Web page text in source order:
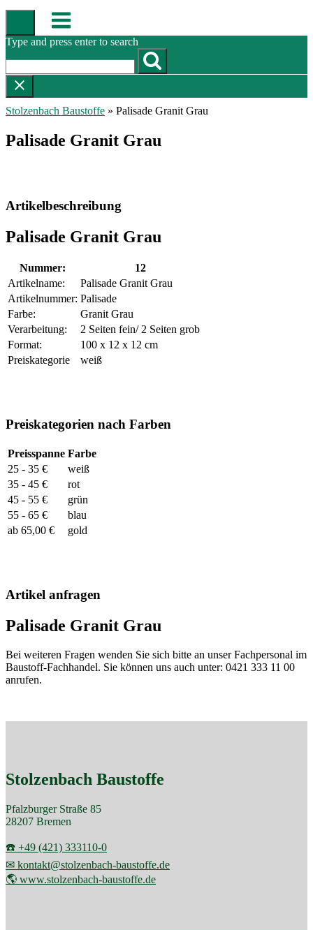
Skip
content
Menu
Type and press enter to search
Stolzenbach Baustoffe » Palisade Granit Grau
Palisade Granit Grau
Artikelbeschreibung
Palisade Granit Grau
Nummer:
12
Artikelname:
Palisade Granit Grau
Artikelnummer: Palisade
Farbe:
Granit Grau
Verarbeitung:
2 Seiten fein/ 2 Seiten grob
Format:
100 x 12 x 12 cm
Preiskategorie
weiß
Preiskategorien nach Farben
Preisspanne Farbe
25 - 35 €
weiß
35 - 45 €
rot
45 - 55 €
grün
55 - 65 €
blau
ab 65,00 €
gold
Artikel anfragen
Palisade Granit Grau
Bei weiteren Fragen wenden Sie sich bitte an unser Fachpersonal im
Baustoff-Fachhandel. Sie können uns auch unter: 0421 333 11 00
anrufen.
Stolzenbach Baustoffe
Pfalzburger Straße 85
28207 Bremen
☎️ +49 (421) 333110-0
✉ kontakt@stolzenbach-baustoffe.de
🌎 www.stolzenbach-baustoffe.de